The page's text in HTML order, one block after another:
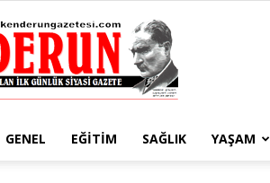
GENEL EĞITIM SAĞLIK YAŞAM